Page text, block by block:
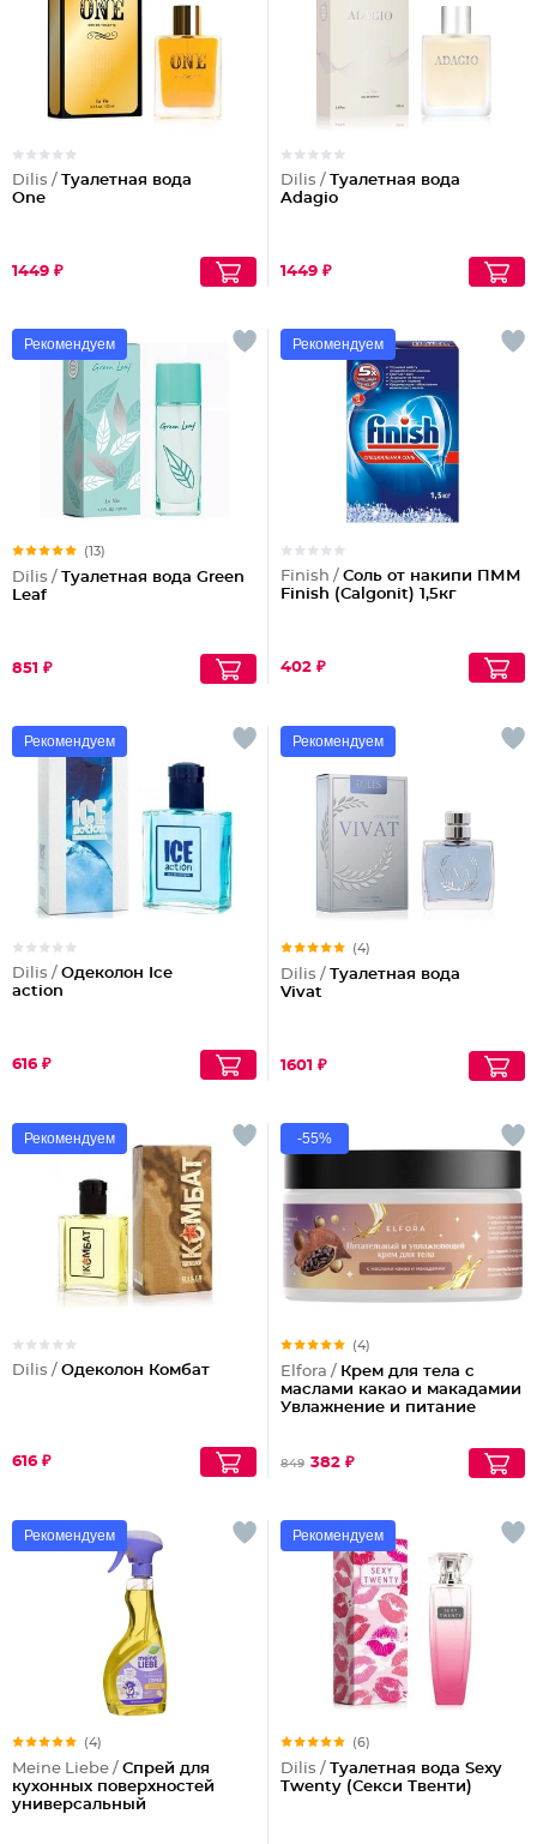
Dilis / Туалетная вода
One
1449 ₽
Dilis / Туалетная вода
Adagio
1449 ₽
Рекомендуем
(13)
Dilis / Туалетная вода Green
Leaf
851 ₽
Рекомендуем
Finish / Соль от накипи ПММ
Finish (Calgonit) 1,5кг
402 ₽
Рекомендуем
Dilis / Одеколон Ice
action
616 ₽
Рекомендуем
(4)
Dilis / Туалетная вода
Vivat
1601 ₽
Рекомендуем
Dilis / Одеколон Комбат
616 ₽
-55%
(4)
Elfora / Крем для тела с
маслами какао и макадамии
Увлажнение и питание
849 382 ₽
Рекомендуем
(4)
Meine Liebe / Спрей для
кухонных поверхностей
универсальный
Рекомендуем
(6)
Dilis / Туалетная вода Sexy
Twenty (Секси Твенти)